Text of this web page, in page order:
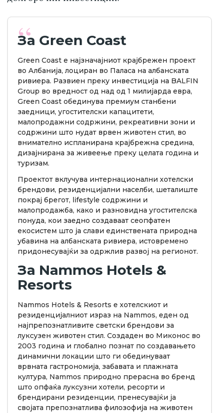
За Green Coast
Green Coast е најзначајниот крајбрежен проект
во Албанија, лоциран во Паласа на албанската
ривиера. Развиен преку инвестиција на BALFIN
Group во вредност од над од 1 милијарда евра,
Green Coast обединува премиум станбени
заедници, угостителски капацитети,
малопродажни содржини, рекреативни зони и
содржини што нудат врвен животен стил, во
внимателно испланирана крајбрежна средина,
дизајнирана за живеење преку целата година и
туризам.
Проектот вклучува интернационални хотелски
брендови, резиденцијални населби, шеталиште
покрај брегот, lifestyle содржини и
малопродажба, како и разновидна угостителска
понуда, кои заедно создаваат сеопфатен
екосистем што ја слави единствената природна
убавина на aлбанската ривиера, истовремено
придонесувајќи за одржлив развој на регионот.
За Nammos Hotels &
Resorts
Nammos Hotels & Resorts е хотелскиот и
резиденцијалниот израз на Nammos, еден од
најпрепознатливите светски брендови за
луксузен животен стил. Создаден во Миконос во
2003 година и глобално познат по создавањето
динамични локации што ги обединуваат
врвната гастрономија, забавата и плажната
култура, Nammos природно прерасна во бренд
што опфаќа луксузни хотели, ресорти и
брендирани резиденции, пренесувајќи ја
својата препознатлива филозофија на животен